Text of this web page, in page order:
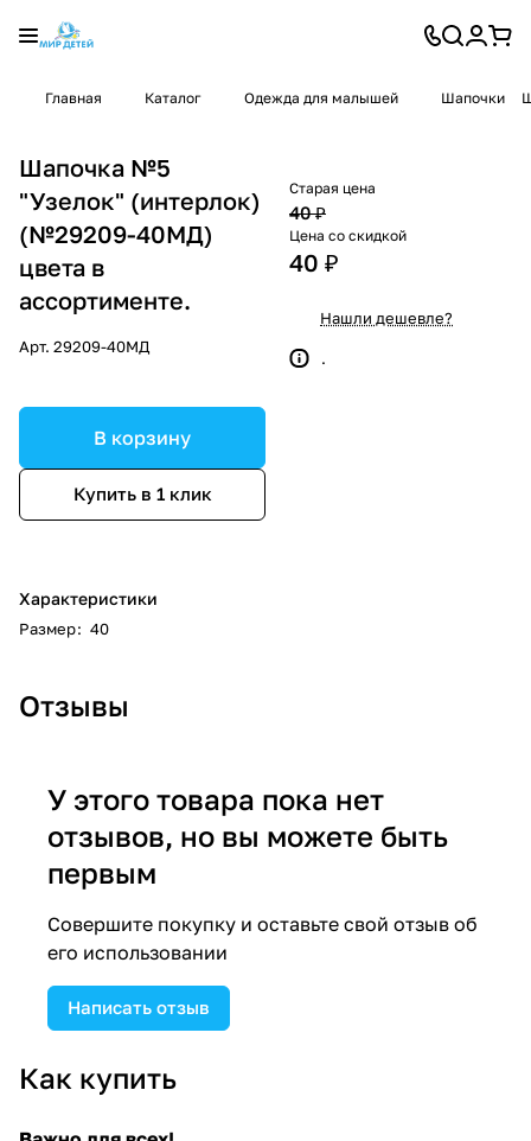
Главная Каталог Одежда для малышей Шапочки
Шапочка №5
"Узелок" (интерлок)
(№29209-40МД)
цвета в
ассортименте.
Арт. 29209-40МД
В корзину
Купить в 1 клик
Характеристики
Размер: 40
Старая цена
40 ₽
Цена со скидкой
40 ₽
Нашли дешевле?
.
Отзывы
У этого товара пока нет
отзывов, но вы можете быть
первым
Совершите покупку и оставьте свой отзыв об
его использовании
Написать отзыв
Как купить